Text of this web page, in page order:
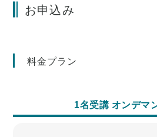
お申込み
料金プラン
1名受講 オンデマ